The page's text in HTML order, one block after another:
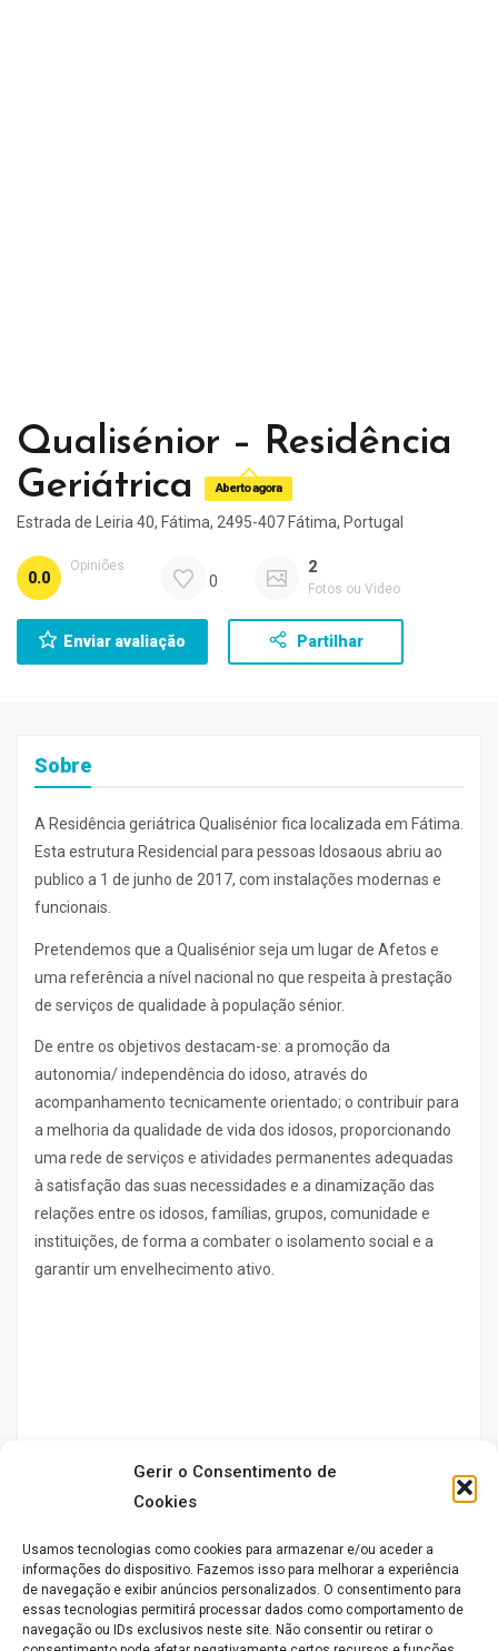
Gerir o Consentimento de
Cookies
Usamos tecnologias como cookies para armazenar e/ou aceder a
informações do dispositivo. Fazemos isso para melhorar a experiência
de navegação e exibir anúncios personalizados. O consentimento para
essas tecnologias permitirá processar dados como comportamento de
navegação ou IDs exclusivos neste site. Não consentir ou retirar o
Qualisénior – Residência
Geriátrica
Aberto agora
Estrada de Leiria 40, Fátima, 2495-407 Fátima, Portugal
0.0
Opiniões
0
2
Fotos ou Video
Enviar avaliação Partilhar
Sobre
A Residência geriátrica Qualisénior fica localizada em Fátima.
Esta estrutura Residencial para pessoas Idosaous abriu ao
publico a 1 de junho de 2017, com instalações modernas e
funcionais.
Pretendemos que a Qualisénior seja um lugar de Afetos e
uma referência a nível nacional no que respeita à prestação
de serviços de qualidade à população sénior.
De entre os objetivos destacam-se: a promoção da
autonomia/ independência do idoso, através do
acompanhamento tecnicamente orientado; o contribuir para
a melhoria da qualidade de vida dos idosos, proporcionando
uma rede de serviços e atividades permanentes adequadas
à satisfação das suas necessidades e a dinamização das
relações entre os idosos, famílias, grupos, comunidade e
instituições, de forma a combater o isolamento social e a
garantir um envelhecimento ativo.